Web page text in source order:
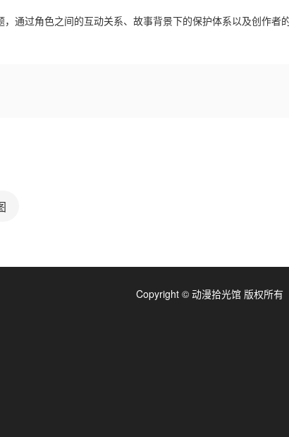
通过角色之间的互动关系、故事背景下的保护体系以及创作
Copyright © 动漫拾光馆 版权所有